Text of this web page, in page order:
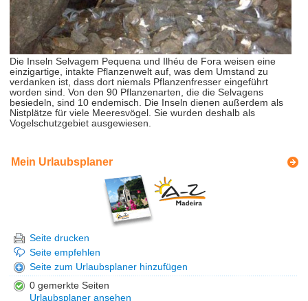
Die Inseln Selvagem Pequena und Ilhéu de Fora weisen eine
einzigartige, intakte Pflanzenwelt auf, was dem Umstand zu
verdanken ist, dass dort niemals Pflanzenfresser eingeführt
worden sind. Von den 90 Pflanzenarten, die die Selvagens
besiedeln, sind 10 endemisch. Die Inseln dienen außerdem als
Nistplätze für viele Meeresvögel. Sie wurden deshalb als
Vogelschutzgebiet ausgewiesen.
Mein Urlaubsplaner
Seite drucken
Seite empfehlen
Seite zum Urlaubsplaner hinzufügen
0 gemerkte Seiten
Urlaubsplaner ansehen